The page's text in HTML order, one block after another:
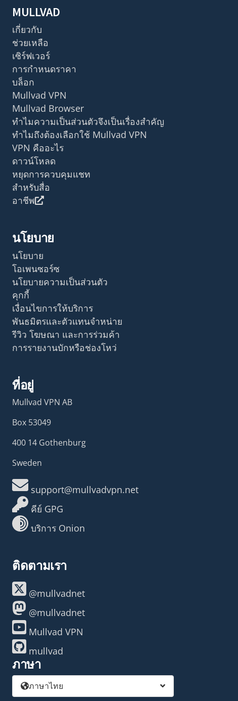
MULLVAD
เกี่ยวกับ
ช่วยเหลือ
เซิร์ฟเวอร์
การกำหนดราคา
บล็อก
Mullvad VPN
Mullvad Browser
ทำไมความเป็นส่วนตัวจึงเป็นเรื่องสำคัญ
ทำไมถึงต้องเลือกใช้ Mullvad VPN
VPN คืออะไร
ดาวน์โหลด
หยุดการควบคุมแชท
สำหรับสื่อ
อาชีพ
นโยบาย
นโยบาย
โอเพนซอร์ซ
นโยบายความเป็นส่วนตัว
คุกกี้
เงื่อนไขการให้บริการ
พันธมิตรและตัวแทนจำหน่าย
รีวิว โฆษณา และการร่วมค้า
การรายงานบักหรือช่องโหว่
ที่อยู่
Mullvad VPN AB
Box 53049
400 14 Gothenburg
Sweden
support@mullvadvpn.net
คีย์ GPG
บริการ Onion
ติดตามเรา
@mullvadnet
@mullvadnet
Mullvad VPN
mullvad
ภาษา
ภาษาไทย